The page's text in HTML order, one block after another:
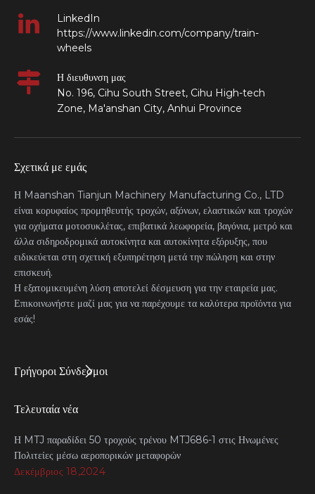
LinkedIn
https://www.linkedin.com/company/train-
wheels
Η διευθυνση μας
No. 196, Cihu South Street, Cihu High-tech
Zone, Ma'anshan City, Anhui Province
Σχετικά με εμάς
Η Maanshan Tianjun Machinery Manufacturing Co., LTD
είναι κορυφαίος προμηθευτής τροχών, αξόνων, ελαστικών και τροχών
για οχήματα μοτοσυκλέτας, επιβατικά λεωφορεία, βαγόνια, μετρό και
άλλα σιδηροδρομικά αυτοκίνητα και αυτοκίνητα εξόρυξης, που
ειδικεύεται στη σχετική εξυπηρέτηση μετά την πώληση και στην
επισκευή.
Η εξατομικευμένη λύση αποτελεί δέσμευση για την εταιρεία μας.
Επικοινωνήστε μαζί μας για να παρέχουμε τα καλύτερα προϊόντα για
εσάς!
Γρήγοροι Σύνδεσμοι
Τελευταία νέα
Η MTJ παραδίδει 50 τροχούς τρένου MTJ686-1 στις Ηνωμένες
Πολιτείες μέσω αεροπορικών μεταφορών
Δεκέμβριος 18,2024